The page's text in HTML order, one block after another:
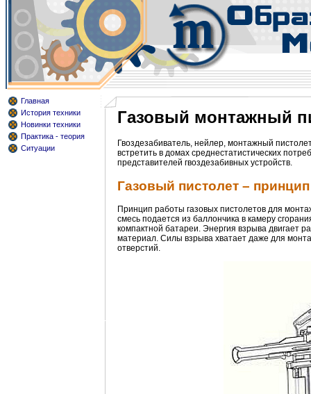
Главная
История техники
Новинки техники
Практика - теория
Ситуации
Газовый монтажный
Гвоздезабиватель, нейлер, монтажный
встретить в домах среднестатистических
представителей гвоздезабивных устройств.
Газовый пистолет –
Принцип работы газовых пистолетов для
смесь подается из баллончика в камеру
компактной батареи. Энергия взрыва двигает
материал. Силы взрыва хватает даже для
отверстий.